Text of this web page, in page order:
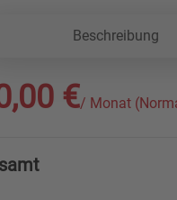
Beschreibung
€/ Monat